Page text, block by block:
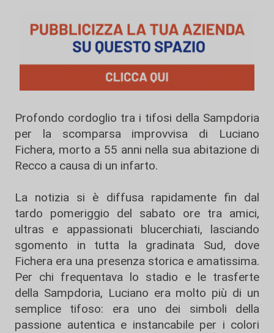
Profondo cordoglio tra i tifosi della Sampdoria
per la scomparsa improvvisa di Luciano
Fichera, morto a 55 anni nella sua abitazione di
Recco a causa di un infarto.
La notizia si è diffusa rapidamente fin dal
tardo pomeriggio del sabato ore tra amici,
ultras e appassionati blucerchiati, lasciando
sgomento in tutta la gradinata Sud, dove
Fichera era una presenza storica e amatissima.
Per chi frequentava lo stadio e le trasferte
della Sampdoria, Luciano era molto più di un
semplice tifoso: era uno dei simboli della
passione autentica e instancabile per i colori